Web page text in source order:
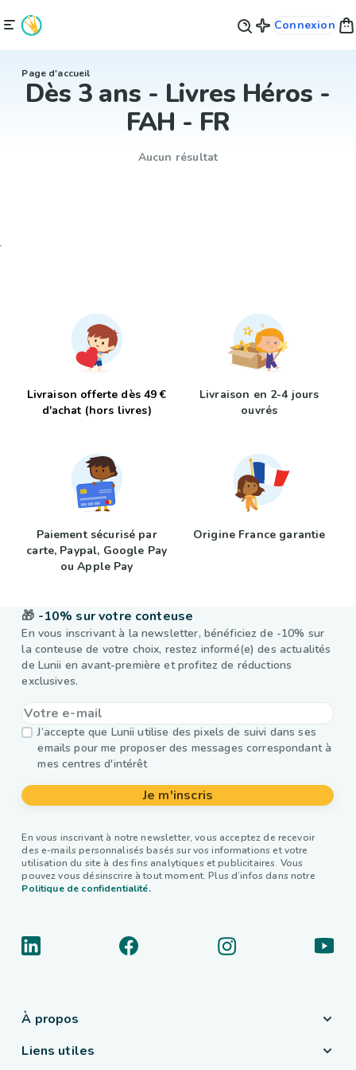
Connexion
Page d'accueil
Dès 3 ans - Livres Héros -
FAH - FR
Aucun résultat
Livraison offerte dès 49 €
d'achat (hors livres)
Livraison en 2-4 jours
ouvrés
Paiement sécurisé par
carte, Paypal, Google Pay
ou Apple Pay
Origine France garantie
🎁 -10% sur votre conteuse
En vous inscrivant à la newsletter, bénéficiez de -10% sur
la conteuse de votre choix, restez informé(e) des actualités
de Lunii en avant-première et profitez de réductions
exclusives.
J’accepte que Lunii utilise des pixels de suivi dans ses
emails pour me proposer des messages correspondant à
mes centres d'intérêt
Je m'inscris
En vous inscrivant à notre newsletter, vous acceptez de recevoir
des e-mails personnalisés basés sur vos informations et votre
utilisation du site à des fins analytiques et publicitaires. Vous
pouvez vous désinscrire à tout moment. Plus d’infos dans notre
Politique de confidentialité.
À propos
Liens utiles